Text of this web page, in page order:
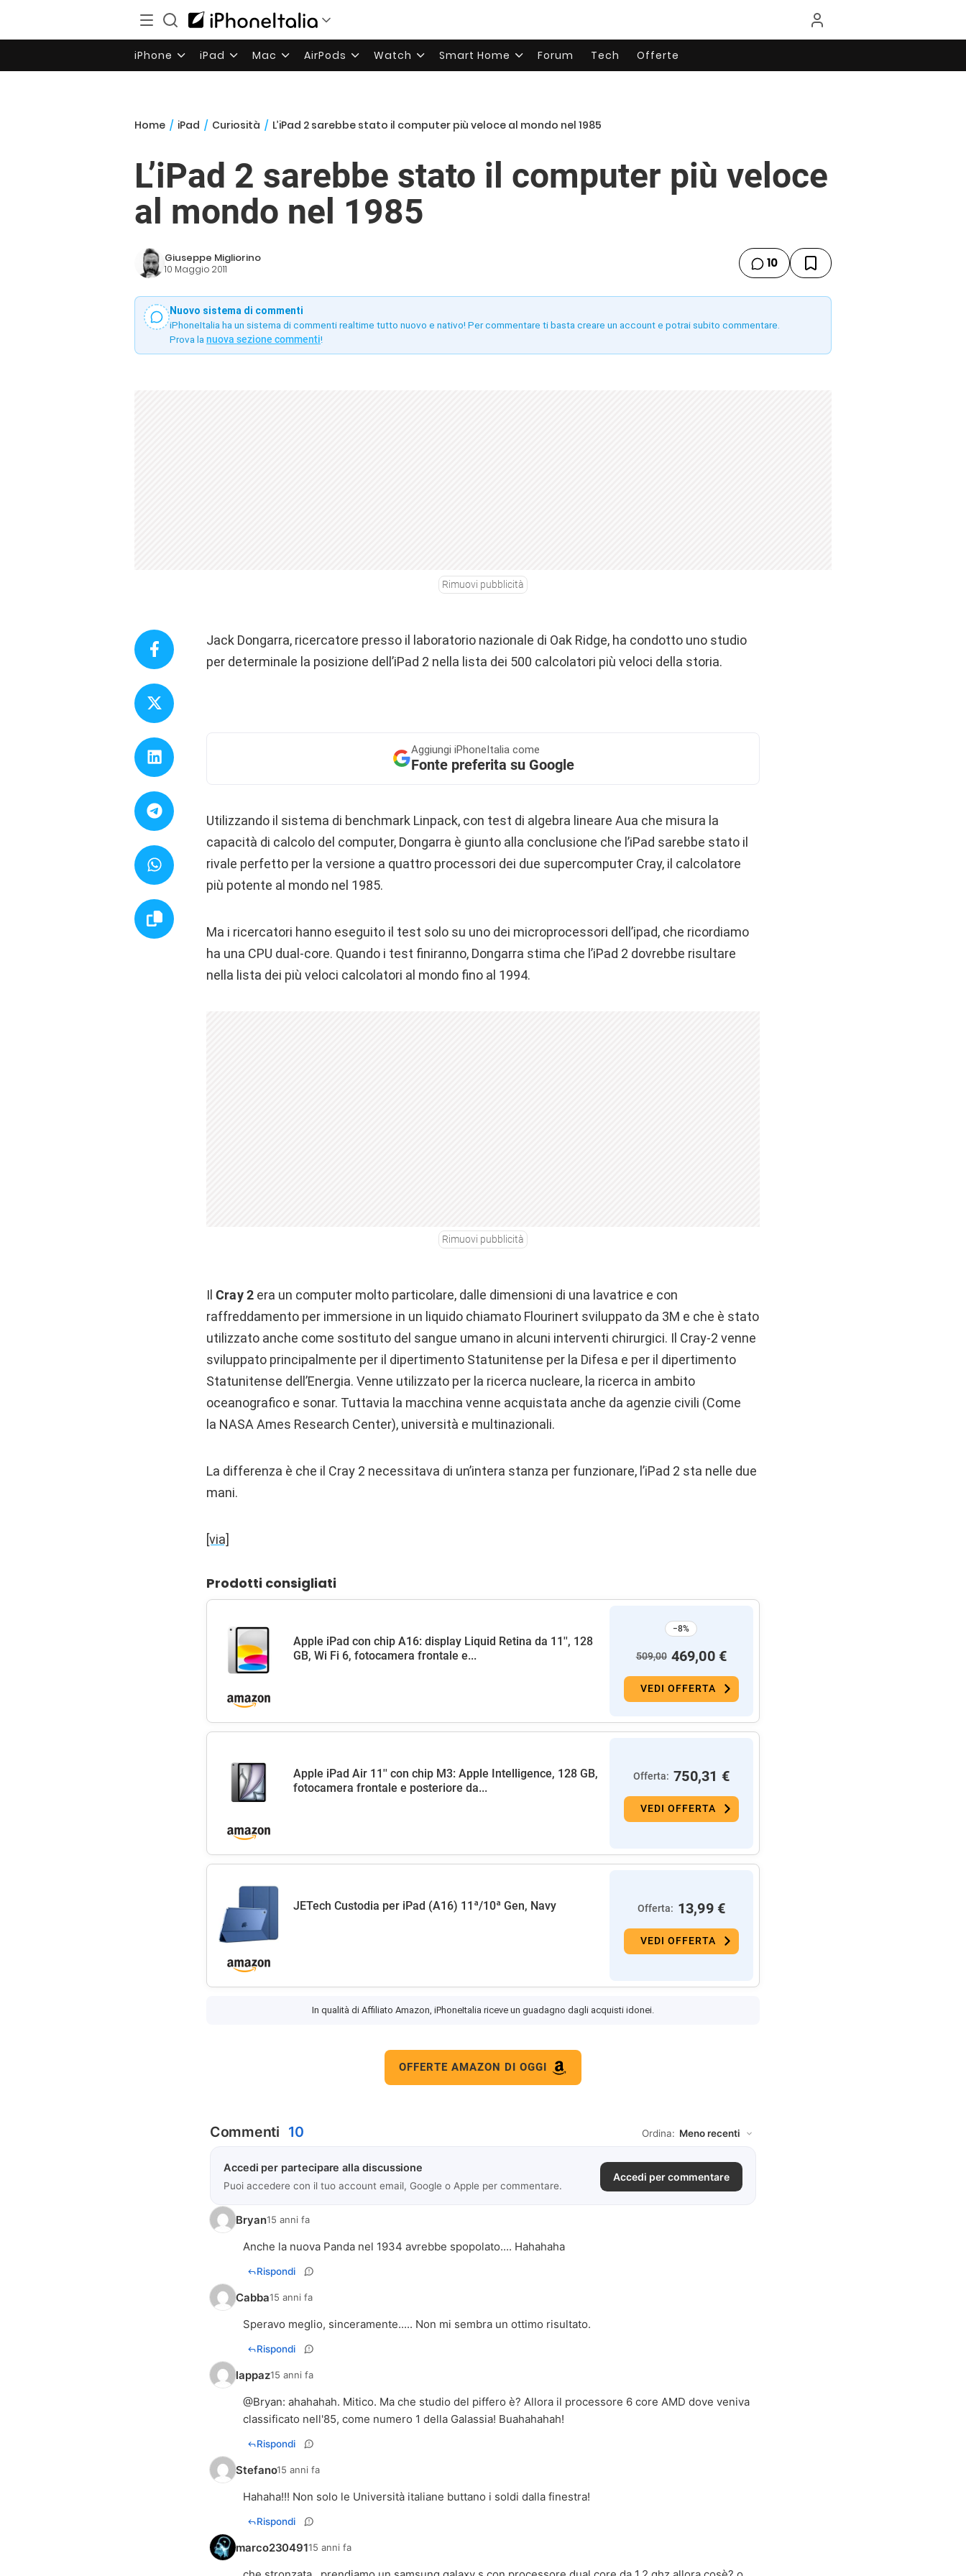
iPhone iPad Mac AirPods Watch Smart Home Forum Tech Offerte
Home / iPad / Curiosità / L’iPad 2 sarebbe stato il computer più veloce al mondo nel 1985
L’iPad 2 sarebbe stato il computer più veloce
al mondo nel 1985
Giuseppe Migliorino
10 Maggio 2011 10
Nuovo sistema di commenti
iPhoneItalia ha un sistema di commenti realtime tutto nuovo e nativo! Per commentare ti basta creare un account e potrai subito commentare.
Prova la nuova sezione commenti!
Rimuovi pubblicità
Jack Dongarra, ricercatore presso il laboratorio nazionale di Oak Ridge, ha condotto uno studio
per determinale la posizione dell’iPad 2 nella lista dei 500 calcolatori più veloci della storia.
Aggiungi iPhoneItalia come
Fonte preferita su Google
Utilizzando il sistema di benchmark Linpack, con test di algebra lineare Aua che misura la
capacità di calcolo del computer, Dongarra è giunto alla conclusione che l’iPad sarebbe stato il
rivale perfetto per la versione a quattro processori dei due supercomputer Cray, il calcolatore
più potente al mondo nel 1985.
Ma i ricercatori hanno eseguito il test solo su uno dei microprocessori dell’ipad, che ricordiamo
ha una CPU dual-core. Quando i test finiranno, Dongarra stima che l’iPad 2 dovrebbe risultare
nella lista dei più veloci calcolatori al mondo fino al 1994.
Rimuovi pubblicità
Il Cray 2 era un computer molto particolare, dalle dimensioni di una lavatrice e con
raffreddamento per immersione in un liquido chiamato Flourinert sviluppato da 3M e che è stato
utilizzato anche come sostituto del sangue umano in alcuni interventi chirurgici. Il Cray-2 venne
sviluppato principalmente per il dipertimento Statunitense per la Difesa e per il dipertimento
Statunitense dell’Energia. Venne utilizzato per la ricerca nucleare, la ricerca in ambito
oceanografico e sonar. Tuttavia la macchina venne acquistata anche da agenzie civili (Come
la NASA Ames Research Center), università e multinazionali.
La differenza è che il Cray 2 necessitava di un’intera stanza per funzionare, l’iPad 2 sta nelle due
mani.
[via]
Prodotti consigliati
Apple iPad con chip A16: display Liquid Retina da 11'', 128
GB, Wi Fi 6, fotocamera frontale e...
−8%
509,00 469,00 €
VEDI OFFERTA
Apple iPad Air 11'' con chip M3: Apple Intelligence, 128 GB,
fotocamera frontale e posteriore da...
Offerta: 750,31 €
VEDI OFFERTA
JETech Custodia per iPad (A16) 11ª/10ª Gen, Navy Offerta: 13,99 €
VEDI OFFERTA
In qualità di Affiliato Amazon, iPhoneItalia riceve un guadagno dagli acquisti idonei.
OFFERTE AMAZON DI OGGI
Commenti 10 Ordina:
Accedi per partecipare alla discussione
Puoi accedere con il tuo account email, Google o Apple per commentare.
Accedi per commentare
Bryan15 anni fa
Anche la nuova Panda nel 1934 avrebbe spopolato.... Hahahaha
Rispondi
Cabba15 anni fa
Speravo meglio, sinceramente..... Non mi sembra un ottimo risultato.
Rispondi
lappaz15 anni fa
@Bryan: ahahahah. Mitico. Ma che studio del piffero è? Allora il processore 6 core AMD dove veniva
classificato nell'85, come numero 1 della Galassia! Buahahahah!
Rispondi
Stefano15 anni fa
Hahaha!!! Non solo le Università italiane buttano i soldi dalla finestra!
Rispondi
marco23049115 anni fa